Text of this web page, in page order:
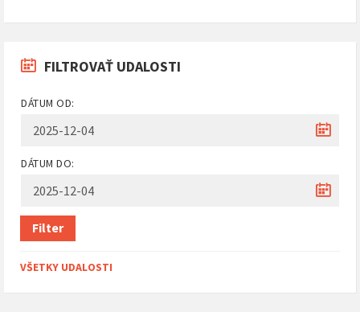
FILTROVAŤ UDALOSTI
DÁTUM OD:
DÁTUM DO:
Filter
VŠETKY UDALOSTI